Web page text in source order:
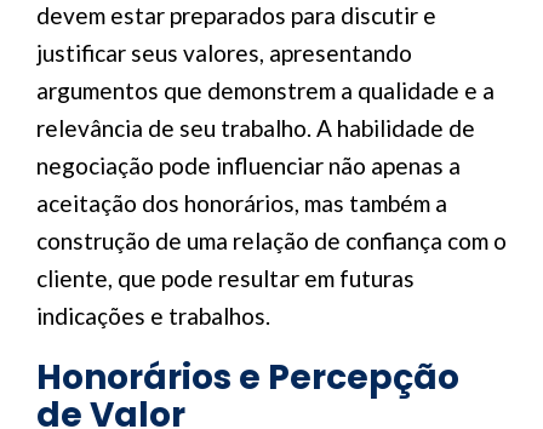
devem estar preparados para discutir e
justificar seus valores, apresentando
argumentos que demonstrem a qualidade e a
relevância de seu trabalho. A habilidade de
negociação pode influenciar não apenas a
aceitação dos honorários, mas também a
construção de uma relação de confiança com o
cliente, que pode resultar em futuras
indicações e trabalhos.
Honorários e Percepção
de Valor